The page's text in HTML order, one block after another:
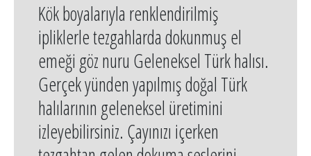
Kök boyalarıyla renklendirilmiş
ipliklerle tezgahlarda dokunmuş el
emeği göz nuru Geleneksel Türk halısı.
Gerçek yünden yapılmış doğal Türk
halılarının geleneksel üretimini
izleyebilirsiniz. Çayınızı içerken